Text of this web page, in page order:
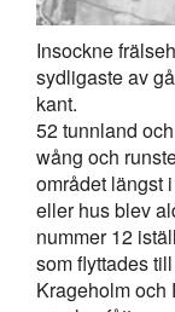
Insockne
sydligaste av
kant.
52 tunnland
wång och
området längst
eller hus blev
nummer 12
som flyttades
Krageholm och